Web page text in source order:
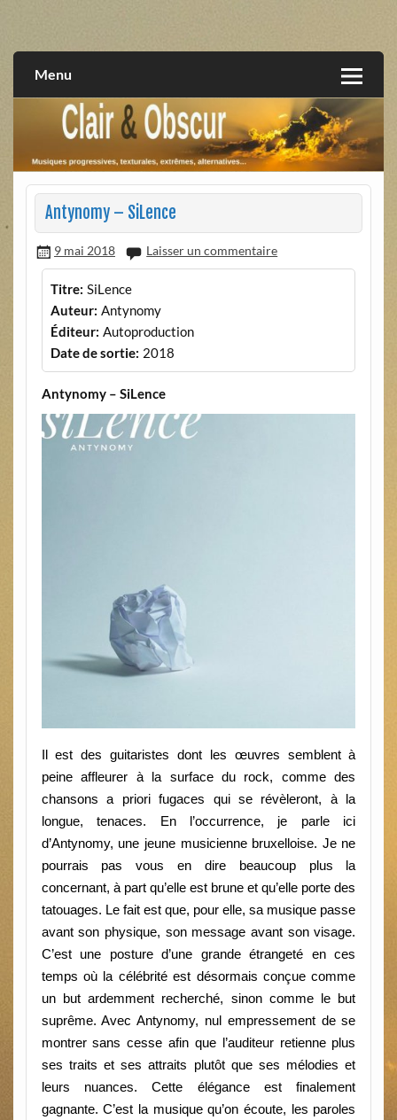
extrêmes, alternatives, texturales
Menu
Antynomy – SiLence
9 mai 2018 Laisser un commentaire
Titre: SiLence
Auteur: Antynomy
Éditeur: Autoproduction
Date de sortie: 2018
Antynomy – SiLence
Il est des guitaristes dont les œuvres semblent à
peine affleurer à la surface du rock, comme des
chansons a priori fugaces qui se révèleront, à la
longue, tenaces. En l’occurrence, je parle ici
d’Antynomy, une jeune musicienne bruxelloise. Je ne
pourrais pas vous en dire beaucoup plus la
concernant, à part qu’elle est brune et qu’elle porte des
tatouages. Le fait est que, pour elle, sa musique passe
avant son physique, son message avant son visage.
C’est une posture d’une grande étrangeté en ces
temps où la célébrité est désormais conçue comme
un but ardemment recherché, sinon comme le but
suprême. Avec Antynomy, nul empressement de se
montrer sans cesse afin que l’auditeur retienne plus
ses traits et ses attraits plutôt que ses mélodies et
leurs nuances. Cette élégance est finalement
gagnante. C’est la musique qu’on écoute, les paroles